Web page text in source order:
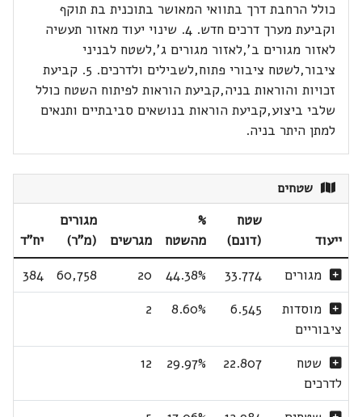
כולל הרחבת דרך בתוואי המאושר בתוכנית בת תוקף
וקביעת מערך דרכים חדש. 4. שינוי יעוד מאזור תעשיה
לאזור מגורים ב',לאזור מגורים ג',לשטח לבניני
ציבור,לשטח ציבורי פתוח,לשבילים ולדרכים. 5. קביעת
זכויות והוראות בניה,קביעת הוראות לפיתוח השטח כולל
שלבי ביצוע,קביעת הוראות בנושאים סביבתיים ותנאים
למתן היתר בניה.
שטחים
ייעוד
שטח
(דונם)
%
מהשטח
מגרשים
מגורים
(מ"ר)
יח"ד
מגורים
33.774
44.38%
20
60,758
384
מוסדות
ציבוריים
6.545
8.60%
2
שטח
לדרכים
22.807
29.97%
12